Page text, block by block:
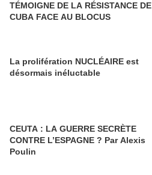
TÉMOIGNE DE LA RÉSISTANCE DE
CUBA FACE AU BLOCUS
La prolifération NUCLÉAIRE est
désormais inéluctable
CEUTA : LA GUERRE SECRÈTE
CONTRE L’ESPAGNE ? Par Alexis
Poulin